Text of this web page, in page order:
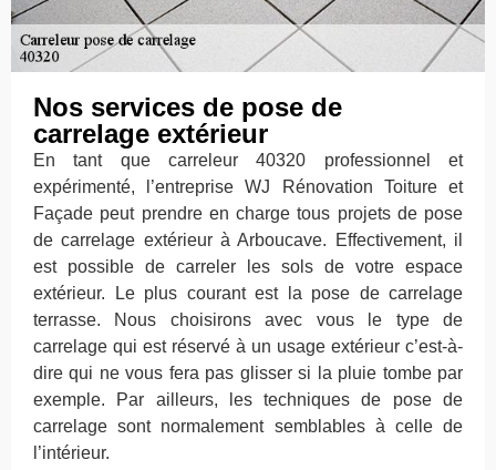
Nos services de pose de
carrelage extérieur
En tant que carreleur 40320 professionnel et
expérimenté, l’entreprise WJ Rénovation Toiture et
Façade peut prendre en charge tous projets de pose
de carrelage extérieur à Arboucave. Effectivement, il
est possible de carreler les sols de votre espace
extérieur. Le plus courant est la pose de carrelage
terrasse. Nous choisirons avec vous le type de
carrelage qui est réservé à un usage extérieur c’est-à-
dire qui ne vous fera pas glisser si la pluie tombe par
exemple. Par ailleurs, les techniques de pose de
carrelage sont normalement semblables à celle de
l’intérieur.